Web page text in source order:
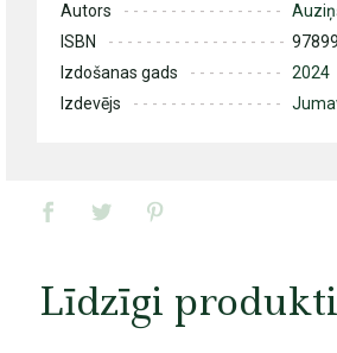
Autors
ISBN
Izdošanas gads
2024
Izdevējs
Līdzīgi produkti